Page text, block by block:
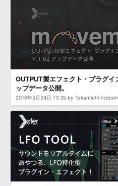
OUTPUT製エフェクト・プラグ
ップデータ公開。
2016年5月24日 13:35 by Takamichi